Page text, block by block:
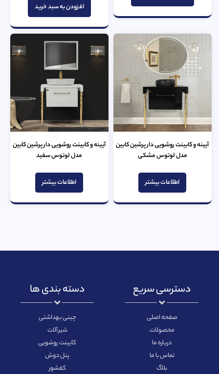
5
افزودن به سبد خرید
آیینه و کابینت روشویی دار پرشین کابین
مدل لوتوس مشکی
امتیاز
0
از
اطلاعات بیشتر
آیینه و کابینت روشویی دار پرشین کابین
مدل لوتوس سفید
امتیاز
0
از
اطلاعات بیشتر
دسترسی سریع
صفحه اصلی
محصولات
درباره ما
تماس با ما
بلاگ
دسته بندی ها
چینی بهداشتی
شیرآلات
کابینت روشویی
پنل دوش
کفشور